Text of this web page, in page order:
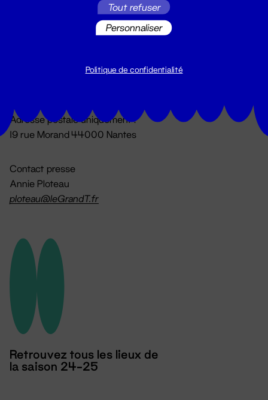
Du lundi au vendredi 14h → 18h
Adresse postale uniquement :
19 rue Morand 44000 Nantes
Contact presse
Annie Ploteau
ploteau@leGrandT.fr
Retrouvez tous les lieux de
la saison 24-25
Tout refuser
Personnaliser
Politique de confidentialité